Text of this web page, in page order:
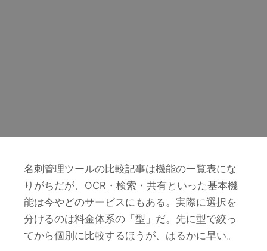
名刺管理ツールの比較記事は機能の一覧表にな
りがちだが、OCR・検索・共有といった基本機
能は今やどのサービスにもある。実際に選択を
分けるのは料金体系の「型」だ。先に型で絞っ
てから個別に比較するほうが、はるかに早い。